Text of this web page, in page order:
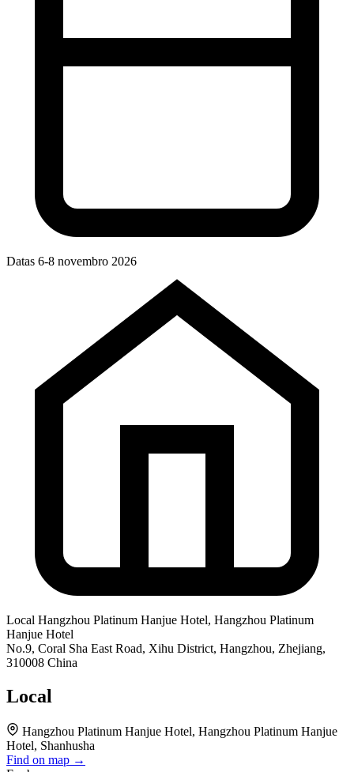
Datas 6-8 novembro 2026
Local Hangzhou Platinum Hanjue Hotel, Hangzhou Platinum
Hanjue Hotel
No.9, Coral Sha East Road, Xihu District, Hangzhou, Zhejiang,
310008 China
Local
Hangzhou Platinum Hanjue Hotel, Hangzhou Platinum Hanjue
Hotel, Shanhusha
Find on map →